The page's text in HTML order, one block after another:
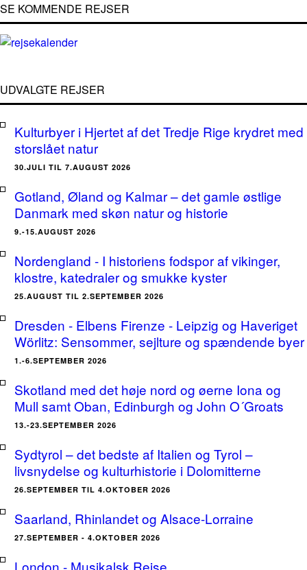
SE KOMMENDE REJSER
UDVALGTE REJSER
Kulturbyer i Hjertet af det Tredje Rige krydret med
storslået natur
30.JULI TIL 7.AUGUST 2026
Gotland, Øland og Kalmar – det gamle østlige
Danmark med skøn natur og historie
9.-15.AUGUST 2026
Nordengland - I historiens fodspor af vikinger,
klostre, katedraler og smukke kyster
25.AUGUST TIL 2.SEPTEMBER 2026
Dresden - Elbens Firenze - Leipzig og Haveriget
Wörlitz: Sensommer, sejlture og spændende byer
1.-6.SEPTEMBER 2026
Skotland med det høje nord og øerne Iona og
Mull samt Oban, Edinburgh og John O´Groats
13.-23.SEPTEMBER 2026
Sydtyrol – det bedste af Italien og Tyrol –
livsnydelse og kulturhistorie i Dolomitterne
26.SEPTEMBER TIL 4.OKTOBER 2026
Saarland, Rhinlandet og Alsace-Lorraine
27.SEPTEMBER - 4.OKTOBER 2026
London - Musikalsk Rejse